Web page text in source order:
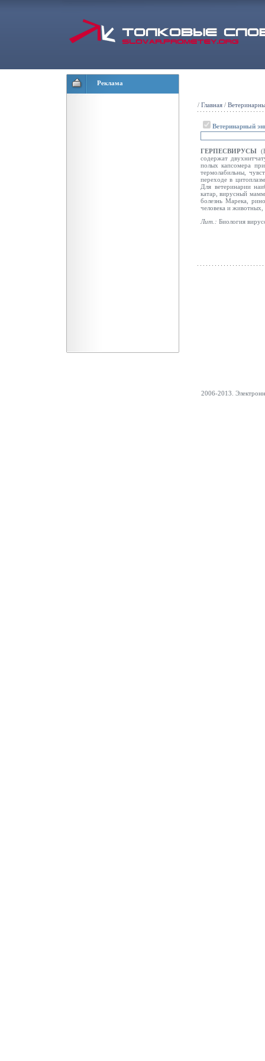
Реклама
/ Главная /
Ветеринарный
ГЕРПЕСВИРУСЫ
содержат
полых капсомера
термолабильны,
переходе в
Для ветеринарии
катар, вирусный
болезнь Марека,
человека и
Лит.: Биология
2006-2013.